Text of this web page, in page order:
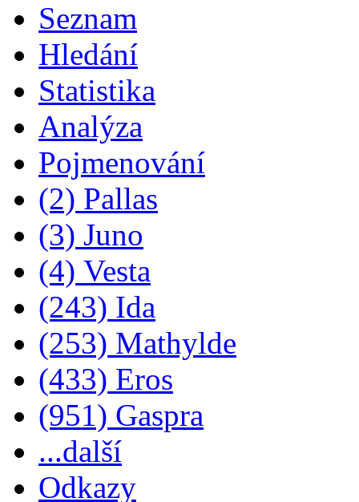
Seznam
Hledání
Statistika
Analýza
Pojmenování
(2) Pallas
(3) Juno
(4) Vesta
(243) Ida
(253) Mathylde
(433) Eros
(951) Gaspra
...další
Odkazy